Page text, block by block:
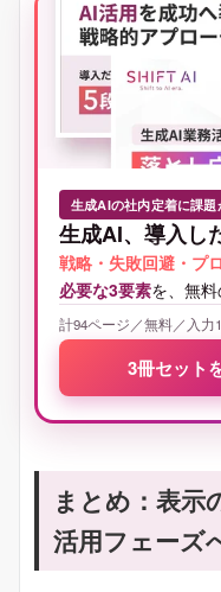
生成AIの社内定着に課題
生成AI、導入し
戦略・失敗回避・プ
必要な3要素を、無料
計94ページ／無料／入力
3冊セット
まとめ：表示
活用フェーズ